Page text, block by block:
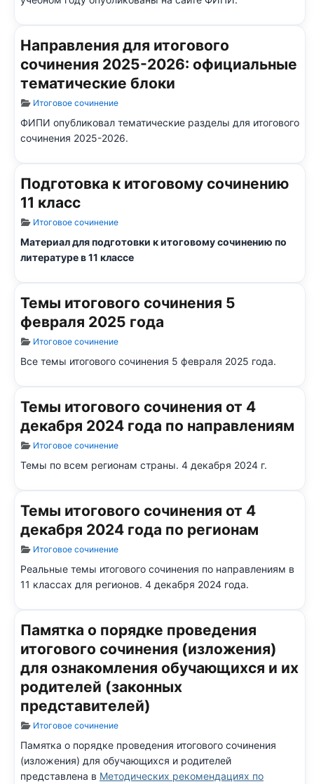
Направления для итогового
сочинения 2025-2026: официальные
тематические блоки
Информация о материале
Итоговое сочинение
ФИПИ опубликовал тематические разделы для итогового
сочинения 2025-2026.
Подготовка к итоговому сочинению
11 класс
Информация о материале
Итоговое сочинение
Материал для подготовки к итоговому сочинению по
литературе в 11 классе
Темы итогового сочинения 5
февраля 2025 года
Информация о материале
Итоговое сочинение
Все темы итогового сочинения 5 февраля 2025 года.
Темы итогового сочинения от 4
декабря 2024 года по направлениям
Информация о материале
Итоговое сочинение
Темы по всем регионам страны. 4 декабря 2024 г.
Темы итогового сочинения от 4
декабря 2024 года по регионам
Информация о материале
Итоговое сочинение
Реальные темы итогового сочинения по направлениям в
11 классах для регионов. 4 декабря 2024 года.
Памятка о порядке проведения
итогового сочинения (изложения)
для ознакомления обучающихся и их
родителей (законных
представителей)
Информация о материале
Итоговое сочинение
Памятка о порядке проведения итогового сочинения
(изложения) для обучающихся и родителей
представлена в Методических рекомендациях по